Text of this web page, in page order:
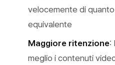
velocemente di
equivalente
Maggiore ritenzione:
meglio i contenuti